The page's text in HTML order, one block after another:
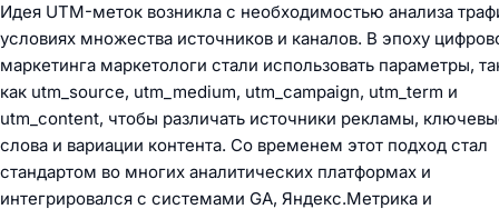
Идея UTM-меток возникла с необходимостью анализа
условиях множества источников и каналов. В эпоху
маркетинга маркетологи стали использовать параметры,
как utm_source, utm_medium, utm_campaign, utm_term и
utm_content, чтобы различать источники рекламы,
слова и вариации контента. Со временем этот подход стал
стандартом во многих аналитических платформах и
интегрировался с системами GA, Яндекс.Метрика и